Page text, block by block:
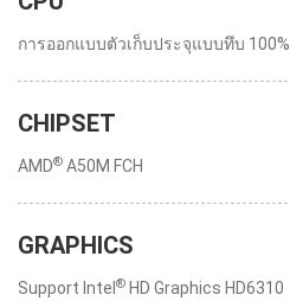
การออกแบบตัวเก็บประจุแบบทึบ 100%
CHIPSET
AMD® A50M FCH
GRAPHICS
Support Intel ® HD Graphics HD6310